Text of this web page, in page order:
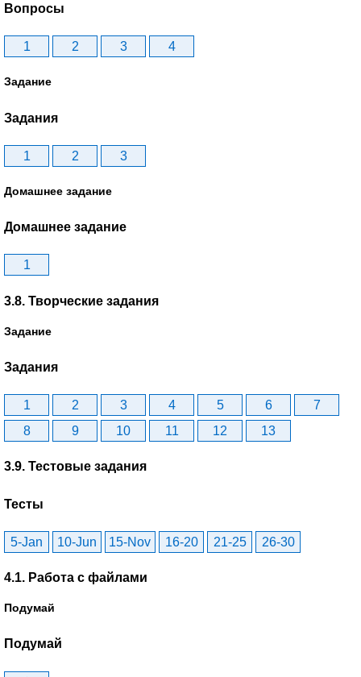
Вопросы
1 2 3 4
Задание
Задания
1 2 3
Домашнее задание
Домашнее задание
1
3.8. Творческие задания
Задание
Задания
1 2 3 4 5 6
7
8
9 10 11 12 13
3.9. Тестовые задания
Тесты
5-Jan 10-Jun 15-Nov 16-20 21-25 26-30
4.1. Работа с файлами
Подумай
Подумай